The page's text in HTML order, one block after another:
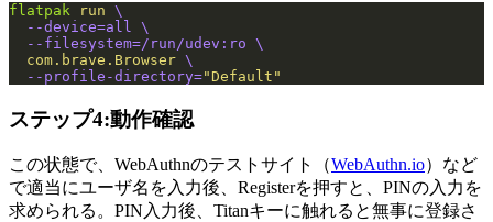
flatpak run \
  --device=all \
  --filesystem=/run/udev:ro \
  com.brave.Browser
\
  --profile-directory=
"Default"
ステップ4:動作確認
この状態で、WebAuthnのテストサイト（WebAuthn.io）など
で適当にユーザ名を入力後、Registerを押すと、PINの入力を
求められる。PIN入力後、Titanキーに触れると無事に登録さ